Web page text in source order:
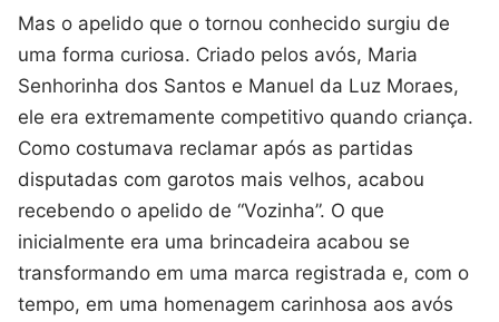
Mas o apelido que o tornou conhecido surgiu de
uma forma curiosa. Criado pelos avós, Maria
Senhorinha dos Santos e Manuel da Luz Moraes,
ele era extremamente competitivo quando criança.
Como costumava reclamar após as partidas
disputadas com garotos mais velhos, acabou
recebendo o apelido de “Vozinha”. O que
inicialmente era uma brincadeira acabou se
transformando em uma marca registrada e, com o
tempo, em uma homenagem carinhosa aos avós